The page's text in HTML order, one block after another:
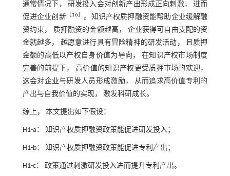
通常情况下， 研发投入会对创新产出形成正向刺激， 进而
促进企业创新［ 16］ 。知识产权质押融资能帮助企业缓解融
资约束， 质押融资的金额越高， 企业获得可自由支配的资
金就越多， 越愿意进行具有冒险精神的研发活动， 且质押
金额的高低以产权自身价值为导向， 在知识产权市场制度
完善的前提下， 高价值的知识产权更受质押市场的欢迎，
这会对企业与研发人员形成激励， 从而追求高价值专利的
产出与自我价值的实现， 激发科研成长。
综上， 本文提出如下假设：
H1-a： 知识产权质押融资政策能促进研发投入；
H1-b： 知识产权质押融资政策能促进专利产出；
H1-c： 政策通过刺激研发投入进而提升专利产出。